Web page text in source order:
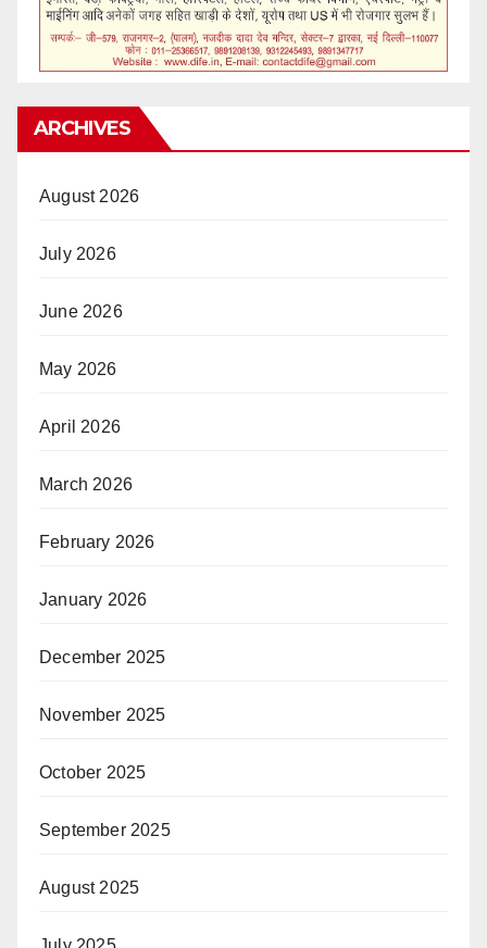
ARCHIVES
August 2026
July 2026
June 2026
May 2026
April 2026
March 2026
February 2026
January 2026
December 2025
November 2025
October 2025
September 2025
August 2025